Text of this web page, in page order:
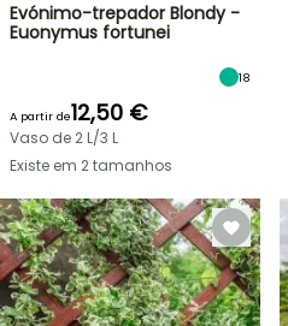
Evónimo-trepador Blondy -
Euonymus fortunei
18
A partir de12,50 €
Vaso de 2 L/3 L
Existe em 2 tamanhos